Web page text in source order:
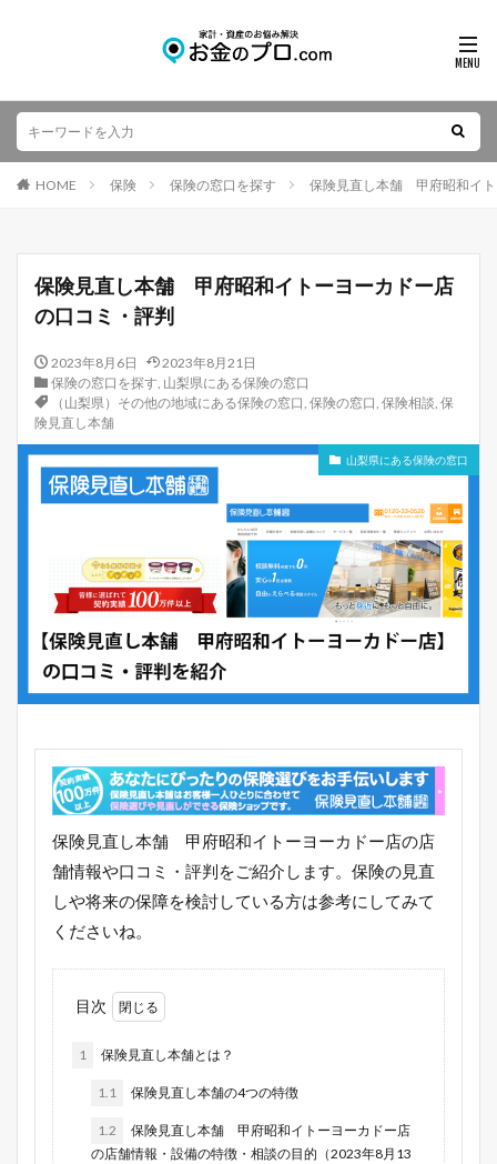
HOME 保険 保険の窓口を探す 保険見直し本舗 甲府昭和イ
保険見直し本舗 甲府昭和イトーヨーカドー店
の口コミ・評判
2023年8月6日
2023年8月21日
保険の窓口を探す, 山梨県にある保険の窓口
（山梨県）その他の地域にある保険の窓口, 保険の窓口, 保険相談, 保
険見直し本舗
山梨県にある保険の窓口
保険見直し本舗 甲府昭和イトーヨーカドー店の店
舗情報や口コミ・評判をご紹介します。保険の見直
しや将来の保障を検討している方は参考にしてみて
くださいね。
目次
1 保険見直し本舗とは？
1.1 保険見直し本舗の4つの特徴
1.2
保険見直し本舗 甲府昭和イトーヨーカドー店
の店舗情報・設備の特徴・相談の目的（2023年8月13